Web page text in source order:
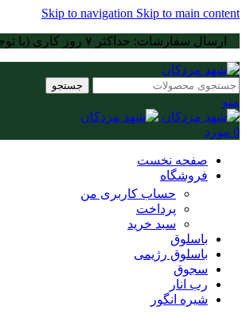
Skip to navigation Skip to main content
ارسال سفارشات: حداکثر ۷ روز کاری (با توجه به فرآیند تولید).
جستجو
منو
0 مورد
صفحه نخست
فروشگاه
حساب کاربری من
پرداخت
سبد خرید
باسلوق
باسلوق رژیمی
سجوق
رب انار
شیره انگور